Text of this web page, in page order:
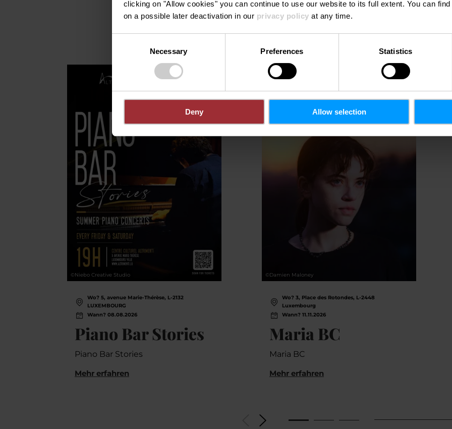
clicking on "Allow cookies" you can continue to use our website to its full extent. You can
on a possible later deactivation in our privacy policy at any time.
Necessary Preferences Statistics
Deny Allow selection
©Niebo Creative Studio
Wo? 5, avenue Marie-Thérèse, L-2132
LUXEMBOURG
Wann? 08.08.2026
Piano Bar Stories
Piano Bar Stories
Mehr erfahren
©Damien Maloney
Wo? 3, Place des Rotondes, L-2448
Luxembourg
Wann? 11.11.2026
Maria BC
Maria BC
Mehr erfahren